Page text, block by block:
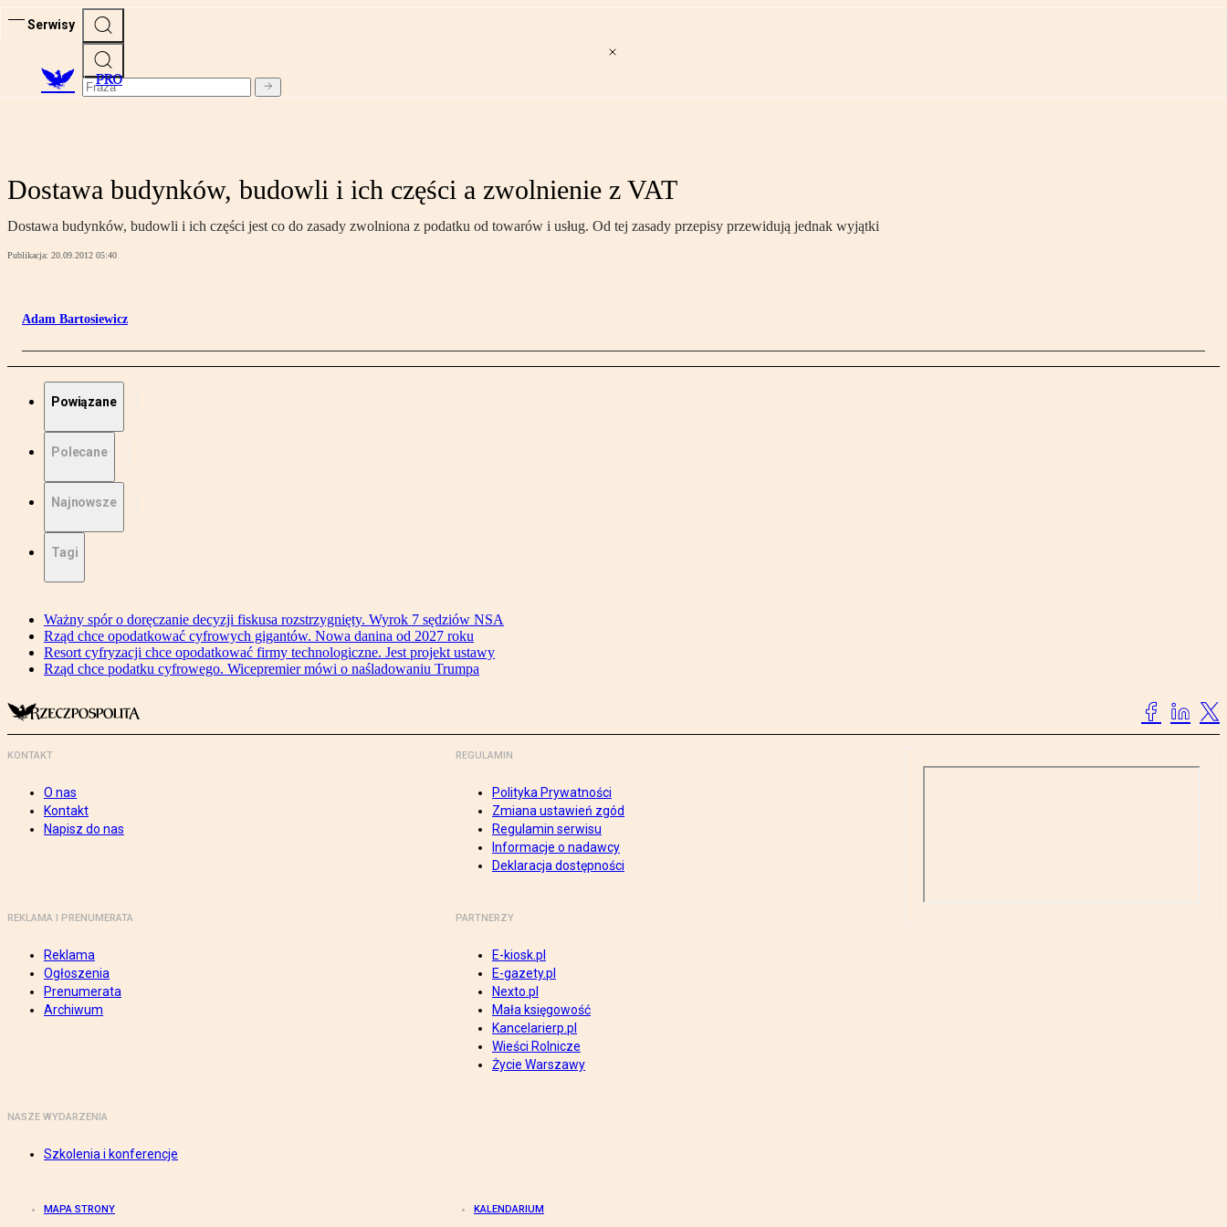
Serwisy
PRO
Dostawa budynków, budowli i ich części a zwolnienie z VAT
Dostawa budynków, budowli i ich części jest co do zasady zwolniona z podatku od towarów i usług. Od tej zasady przepisy przewidują jednak wyjątki
Publikacja: 20.09.2012 05:40
Adam Bartosiewicz
Powiązane
Polecane
Najnowsze
Tagi
Ważny spór o doręczanie decyzji fiskusa rozstrzygnięty. Wyrok 7 sędziów NSA
Rząd chce opodatkować cyfrowych gigantów. Nowa danina od 2027 roku
Resort cyfryzacji chce opodatkować firmy technologiczne. Jest projekt ustawy
Rząd chce podatku cyfrowego. Wicepremier mówi o naśladowaniu Trumpa
KONTAKT
O nas
Kontakt
Napisz do nas
REGULAMIN
Polityka Prywatności
Zmiana ustawień zgód
Regulamin serwisu
Informacje o nadawcy
Deklaracja dostępności
REKLAMA I PRENUMERATA
Reklama
Ogłoszenia
Prenumerata
Archiwum
PARTNERZY
E-kiosk.pl
E-gazety.pl
Nexto.pl
Mała księgowość
Kancelarierp.pl
Wieści Rolnicze
Życie Warszawy
NASZE WYDARZENIA
Szkolenia i konferencje
MAPA STRONY KALENDARIUM